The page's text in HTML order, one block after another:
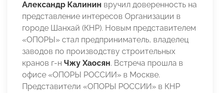
Александр Калинин вручил доверенность на
представление интересов Организации в
городе Шанхай (КНР). Новым представителем
«ОПОРЫ» стал предприниматель, владелец
заводов по производству строительных
кранов г-н Чжу Хаосян. Встреча прошла в
офисе «ОПОРЫ РОССИИ» в Москве.
Представители «ОПОРЫ РОССИИ» в КНР